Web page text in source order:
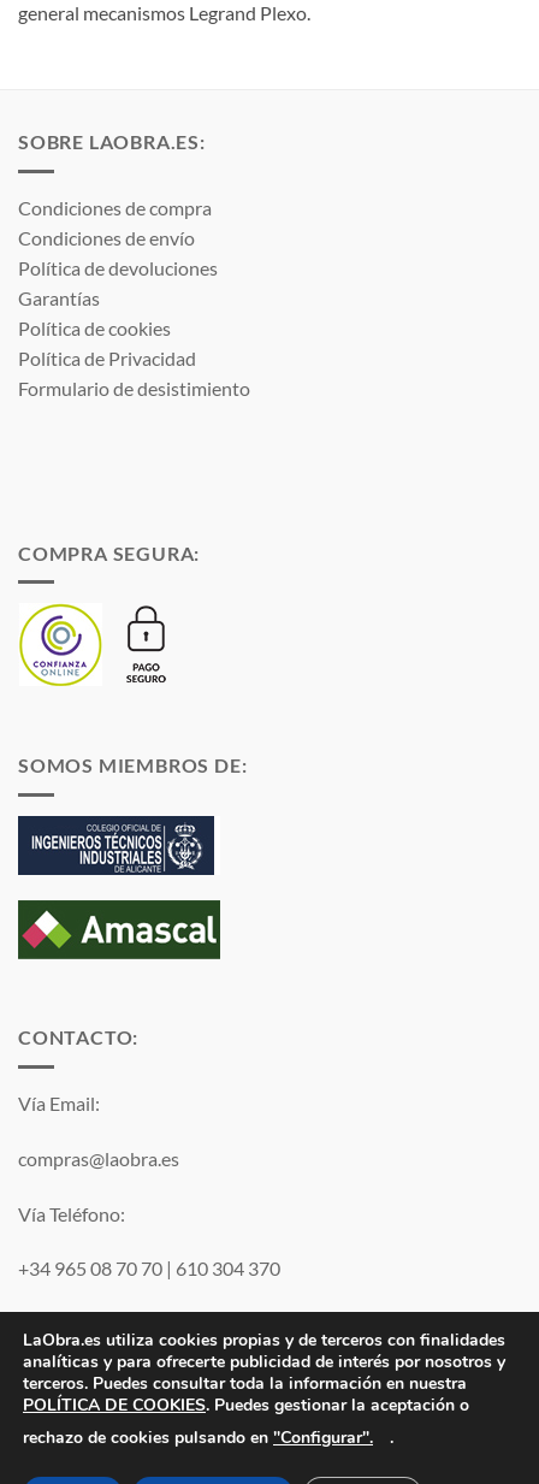
general mecanismos Legrand Plexo.
SOBRE LAOBRA.ES:
Condiciones de compra
Condiciones de envío
Política de devoluciones
Garantías
Política de cookies
Política de Privacidad
Formulario de desistimiento
COMPRA SEGURA:
SOMOS MIEMBROS DE:
CONTACTO:
Vía Email:
compras@laobra.es
Vía Teléfono:
+34 965 08 70 70 | 610 304 370
Visa PayPal MasterCard
Electro JJ San Juan, S.L. | B53077459 | Inscrita en el Registro
Mercantil de Alicante Tomo 1869. Folio 132 Hoja A-35683.
LaObra.es utiliza cookies propias y de terceros con finalidades
analíticas y para ofrecerte publicidad de interés por nosotros y
terceros. Puedes consultar toda la información en nuestra
POLÍTICA DE COOKIES. Puedes gestionar la aceptación o
rechazo de cookies pulsando en "Configurar". .